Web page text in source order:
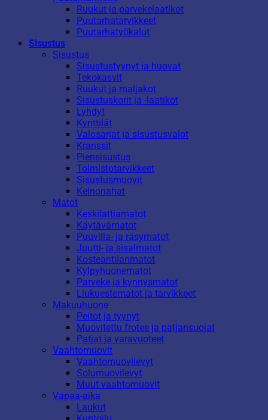
Ruukut ja parvekelaatikot
Puutarhatarvikkeet
Puutarhatyökalut
Sisustus
Sisustus
Sisustustyynyt ja huovat
Tekokasvit
Ruukut ja maljakot
Sisustuskorit ja -laatikot
Lyhdyt
Kynttilät
Valosarjat ja sisustusvalot
Kranssit
Piensisustus
Toimistotarvikkeet
Sisustusmuovit
Keinonahat
Matot
Keskilattiamatot
Käytävämatot
Puuvilla- ja räsymatot
Juutti- ja sisalmatot
Kosteantilanmatot
Kylpyhuonematot
Parveke ja kynnysmatot
Liukuestematot ja tarvikkeet
Makuuhuone
Peitot ja tyynyt
Muovitettu frotee ja patjansuojat
Patjat ja varavuoteet
Vaahtomuovit
Vaahtomuovilevyt
Solumuovilevyt
Muut vaahtomuovit
Vapaa-aika
Laukut